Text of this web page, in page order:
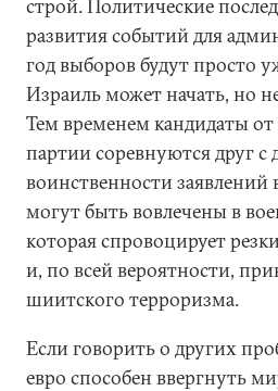
строй. Политические
развития событий для
год выборов будут просто
Израиль может начать, но
Тем временем кандидаты
партии соревнуются друг с
воинственности
могут быть вовлечены в
которая спровоцирует
и, по всей вероятности,
шиитского терроризма.
Если говорить о других
евро способен ввергнуть